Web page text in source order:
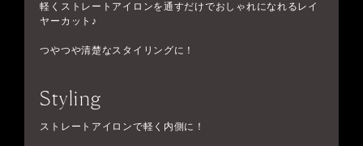
軽くストレートアイロンを通すだけでおしゃれになれるレイ
ヤーカット♪
つやつや清楚なスタイリングに！
Styling
ストレートアイロンで軽く内側に！